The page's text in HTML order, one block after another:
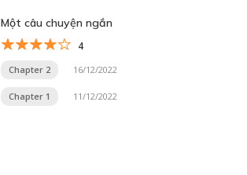
Một câu chuyện ngắn
4
Chapter 2 16/12/2022
Chapter 1 11/12/2022